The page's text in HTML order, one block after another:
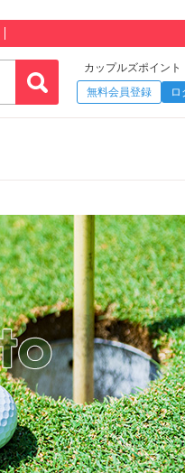
カップルズポイント
無料会員登録
ロ